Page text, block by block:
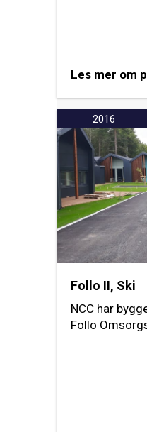
Les mer om
2016
Follo II, Ski
NCC har
Follo